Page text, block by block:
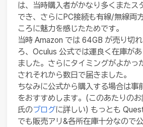
は、当時購入者がかなり多くまたス
でき、さらにPC接続も有線/無線両
ころに魅力を感じたためです。
当時 Amazon では 64GB が売り切
ろ、Oculus 公式では運良く在庫が
ました。さらにタイミングがよかっ
されそれから数日で届きました。
ちなみに公式から購入する場合は事
をおすすめします。(このあたりの
氏のブログに詳しい) もっとも
でも販売アリ&各所在庫十分なので